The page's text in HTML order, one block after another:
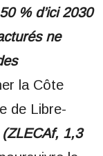
50 % d’ici 2030
ne
la Côte
de Libre-
(ZLECAf, 1,3